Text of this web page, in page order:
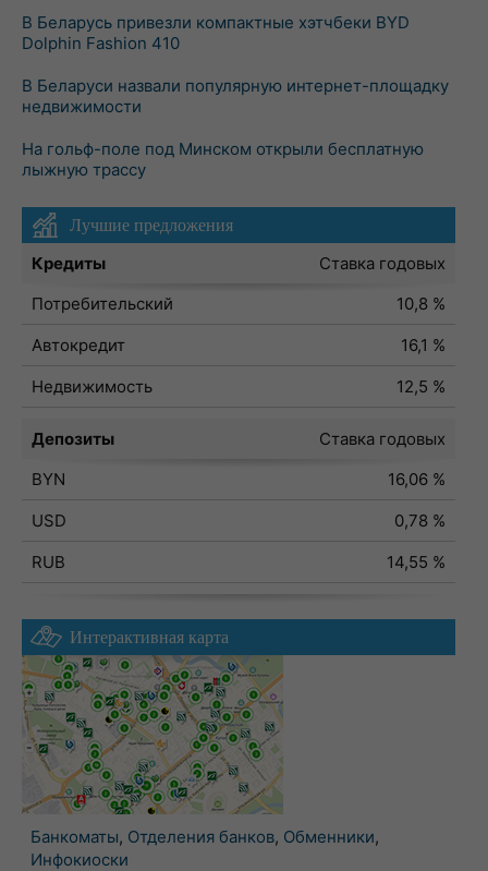
В Беларусь привезли компактные хэтчбеки BYD
Dolphin Fashion 410
В Беларуси назвали популярную интернет-площадку
недвижимости
На гольф-поле под Минском открыли бесплатную
лыжную трассу
Лучшие предложения
Кредиты
Ставка годовых
Потребительский
10,8 %
Автокредит
16,1 %
Недвижимость
12,5 %
Депозиты
Ставка годовых
BYN
16,06 %
USD
0,78 %
RUB
14,55 %
Интерактивная карта
Банкоматы, Отделения банков, Обменники,
Инфокиоски